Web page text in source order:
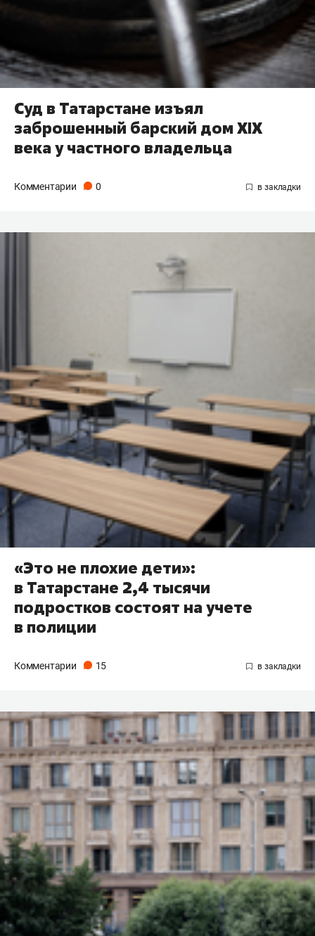
Суд в Татарстане изъял
заброшенный барский дом XIX
века у частного владельца
Комментарии 0
«Это не плохие дети»:
в Татарстане 2,4 тысячи
подростков состоят на учете
в полиции
Комментарии 15